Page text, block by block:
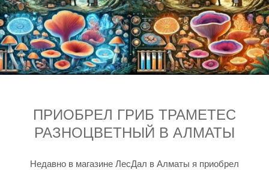
ПРИОБРЕЛ ГРИБ ТРАМЕТЕС
РАЗНОЦВЕТНЫЙ В АЛМАТЫ
Недавно в магазине ЛесДал в Алматы я приобрел